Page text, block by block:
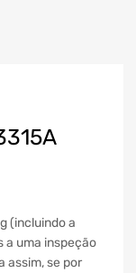
(incluindo a
a uma inspeção
assim, se por